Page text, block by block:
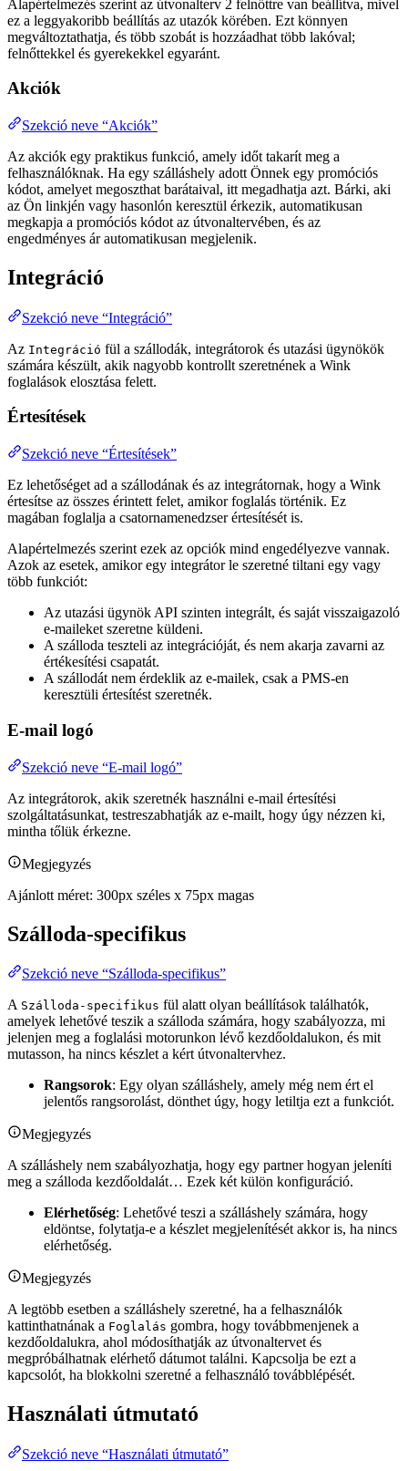
Alapértelmezés szerint az útvonalterv 2 felnőttre van beállítva, mivel
ez a leggyakoribb beállítás az utazók körében. Ezt könnyen
megváltoztathatja, és több szobát is hozzáadhat több lakóval;
felnőttekkel és gyerekekkel egyaránt.
Akciók
Szekció neve “Akciók”
Az akciók egy praktikus funkció, amely időt takarít meg a
felhasználóknak. Ha egy szálláshely adott Önnek egy promóciós
kódot, amelyet megoszthat barátaival, itt megadhatja azt. Bárki, aki
az Ön linkjén vagy hasonlón keresztül érkezik, automatikusan
megkapja a promóciós kódot az útvonaltervében, és az
engedményes ár automatikusan megjelenik.
Integráció
Szekció neve “Integráció”
Az Integráció fül a szállodák, integrátorok és utazási ügynökök
számára készült, akik nagyobb kontrollt szeretnének a Wink
foglalások elosztása felett.
Értesítések
Szekció neve “Értesítések”
Ez lehetőséget ad a szállodának és az integrátornak, hogy a Wink
értesítse az összes érintett felet, amikor foglalás történik. Ez
magában foglalja a csatornamenedzser értesítését is.
Alapértelmezés szerint ezek az opciók mind engedélyezve vannak.
Azok az esetek, amikor egy integrátor le szeretné tiltani egy vagy
több funkciót:
Az utazási ügynök API szinten integrált, és saját visszaigazoló
e-maileket szeretne küldeni.
A szálloda teszteli az integrációját, és nem akarja zavarni az
értékesítési csapatát.
A szállodát nem érdeklik az e-mailek, csak a PMS-en
keresztüli értesítést szeretnék.
E-mail logó
Szekció neve “E-mail logó”
Az integrátorok, akik szeretnék használni e-mail értesítési
szolgáltatásunkat, testreszabhatják az e-mailt, hogy úgy nézzen ki,
mintha tőlük érkezne.
Megjegyzés
Ajánlott méret: 300px széles x 75px magas
Szálloda-specifikus
Szekció neve “Szálloda-specifikus”
A Szálloda-specifikus fül alatt olyan beállítások találhatók,
amelyek lehetővé teszik a szálloda számára, hogy szabályozza, mi
jelenjen meg a foglalási motorunkon lévő kezdőoldalukon, és mit
mutasson, ha nincs készlet a kért útvonaltervhez.
Rangsorok: Egy olyan szálláshely, amely még nem ért el
jelentős rangsorolást, dönthet úgy, hogy letiltja ezt a funkciót.
Megjegyzés
A szálláshely nem szabályozhatja, hogy egy partner hogyan jeleníti
meg a szálloda kezdőoldalát… Ezek két külön konfiguráció.
Elérhetőség: Lehetővé teszi a szálláshely számára, hogy
eldöntse, folytatja-e a készlet megjelenítését akkor is, ha nincs
elérhetőség.
Megjegyzés
A legtöbb esetben a szálláshely szeretné, ha a felhasználók
kattinthatnának a Foglalás gombra, hogy továbbmenjenek a
kezdőoldalukra, ahol módosíthatják az útvonaltervet és
megpróbálhatnak elérhető dátumot találni. Kapcsolja be ezt a
kapcsolót, ha blokkolni szeretné a felhasználó továbblépését.
Használati útmutató
Szekció neve “Használati útmutató”